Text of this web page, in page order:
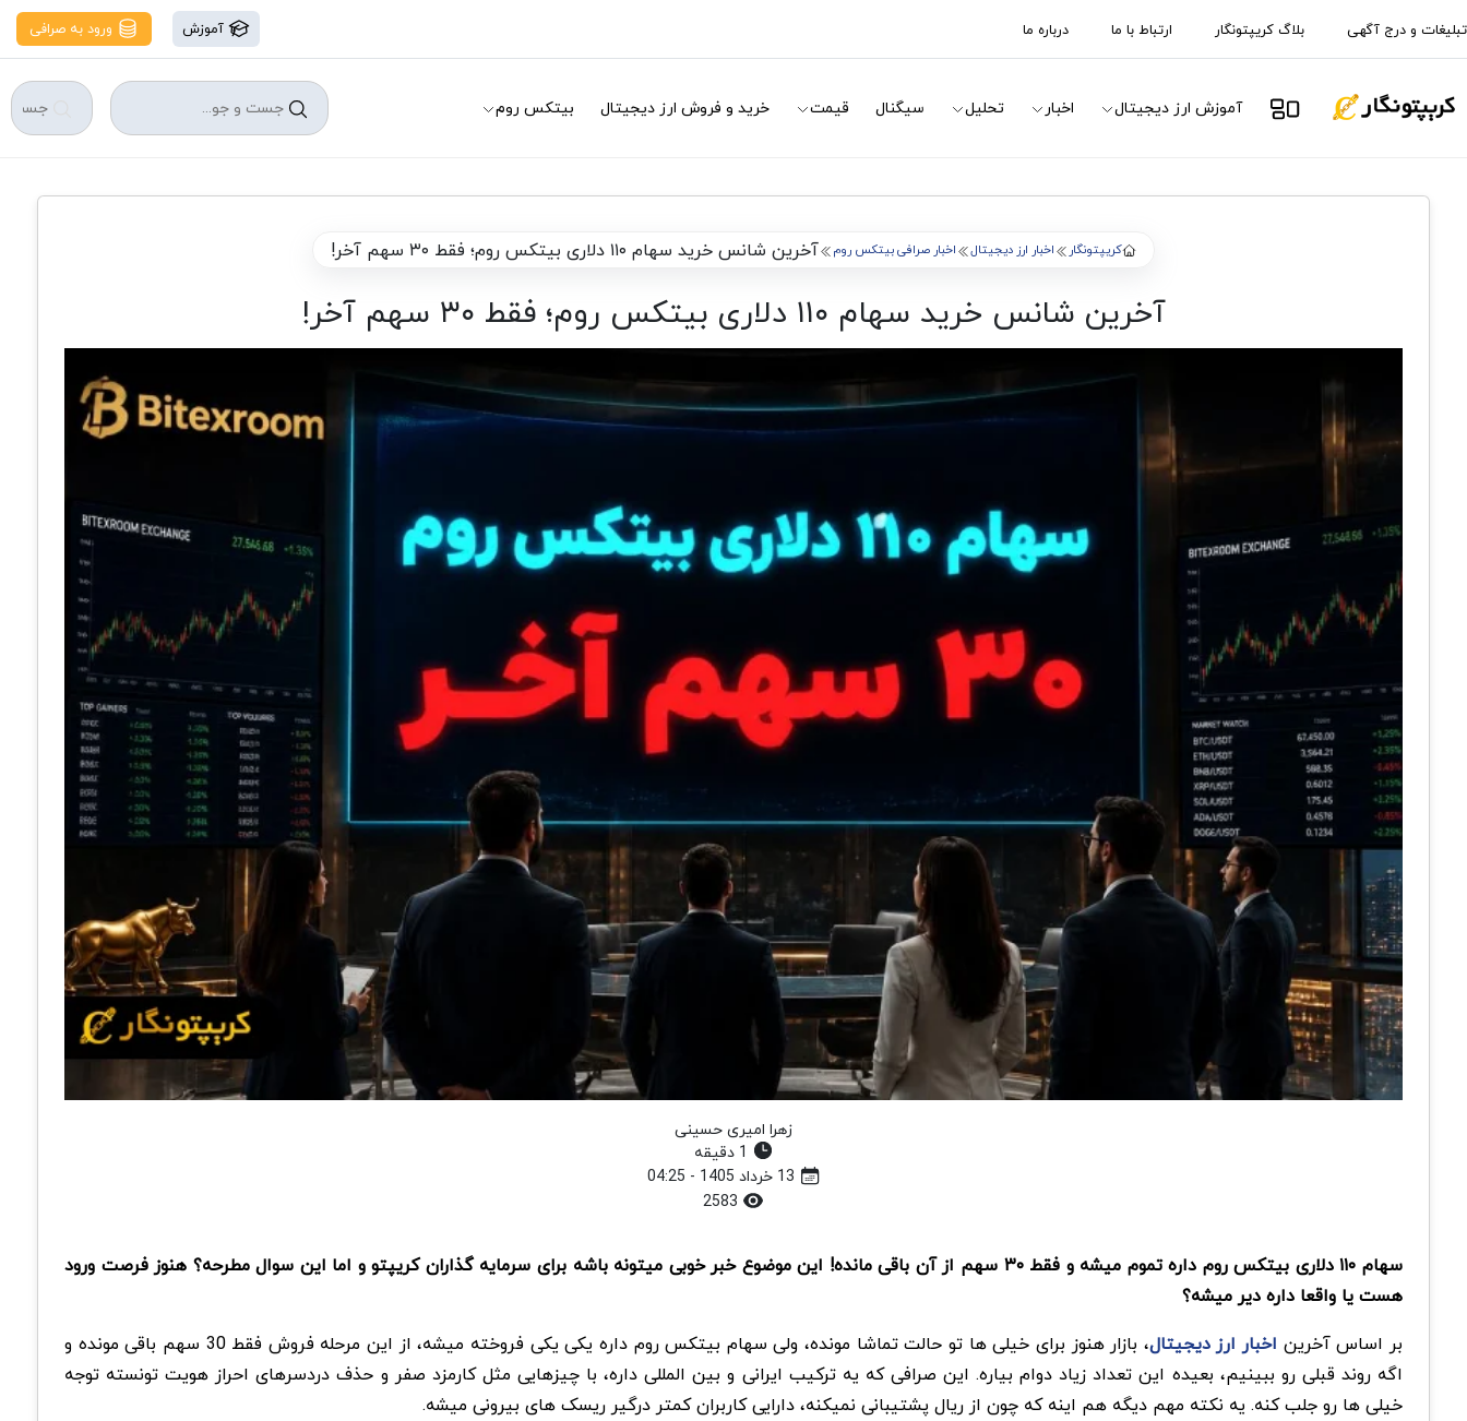
تبلیغات و درج آگهی بلاگ کریپتونگار ارتباط با ما درباره ما آموزش ورود به صرافی
آموزش ارز دیجیتال اخبار تحلیل سیگنال قیمت خرید و فروش ارز دیجیتال بیتکس روم
کریپتونگار اخبار ارز دیجیتال اخبار صرافی بیتکس روم آخرین شانس خرید سهام ۱۱۰ دلاری بیتکس روم؛ فقط ۳۰ سهم آخر!
آخرین شانس خرید سهام ۱۱۰ دلاری بیتکس روم؛ فقط ۳۰ سهم آخر!
زهرا امیری حسینی
سهام ۱۱۰ دلاری بیتکس روم داره تموم میشه و فقط ۳۰ سهم از آن باقی مانده! این موضوع خبر خوبی میتونه باشه برای سرمایه گذاران کریپتو و اما این سوال مطرحه؟ هنوز فرصت ورود
هست یا واقعا داره دیر میشه؟
بر اساس آخرین اخبار ارز دیجیتال
، بازار هنوز برای خیلی ها تو حالت تماشا مونده، ولی سهام بیتکس روم داره یکی یکی فروخته میشه، از این مرحله فروش فقط 30 سهم باقی مونده و
اگه روند قبلی رو ببینیم، بعیده این تعداد زیاد دوام بیاره. این صرافی که یه ترکیب ایرانی و بین المللی داره، با چیزهایی مثل کارمزد صفر و حذف دردسرهای احراز هویت تونسته توجه
خیلی ها رو جلب کنه. یه نکته مهم دیگه هم اینه که چون از ریال پشتیبانی نمیکنه، دارایی کاربران کمتر درگیر ریسک های بیرونی میشه.